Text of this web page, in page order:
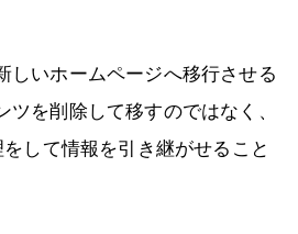
しいホームページへ移行させる
ツを削除して移すのではなく、
して情報を引き継がせること